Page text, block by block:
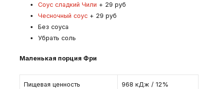
Соус сладкий Чили + 29 руб
Чесночный соус + 29 руб
Без соуса
Убрать соль
Маленькая порция Фри
Пищевая ценность 968 кДж / 12%